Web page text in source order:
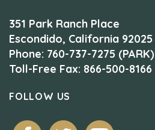
351 Park Ranch Place
Escondido, California 92025
Phone: 760-737-7275 (PARK)
Toll-Free Fax: 866-500-8166
FOLLOW US